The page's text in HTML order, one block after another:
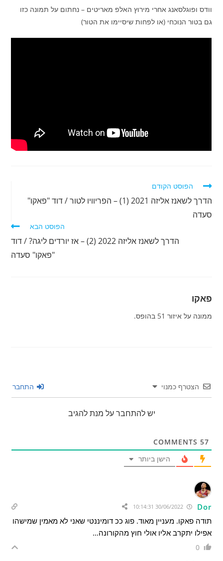
וודס ופוגלסאנג אחרי מירוץ האלפ מאריטים – נחתום על תמונה כזו
גם בטור הנוכחי (או לפחות שיסיימו את הטור)
לקרוא
מאמרים
נוספים
הפוסט הקודם
הדרך לשאנז אליזה 2021 (1) – הפריוויו לטור / דוד "פאקו"
סעדה
הפוסט הבא
הדרך לשאנז אליזה 2022 (2) – אז יורדים ליגה? / דוד
"פאקו" סעדה
פאקו
ממונה על איזור 51 בהופס.
הצטרף כמנוי התחבר
יש להתחבר על מנת להגיב
57
הישן ביותר
Dor
תודה פאקו. מעניין מאוד. פוג ככ דומיננטי שאני לא מאמין שמישהו
אפילו יתקרב אליו אולי חוץ מהקורונה…
0